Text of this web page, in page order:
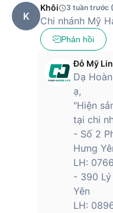
K
Khôi 3 tuần trước
Chi nhánh Mỹ
Phản hồi
Đỗ Mỹ
Dạ
ạ,
"Hiện
tại chi
- Số 2
Hưng
LH:
- 390 Lý
Yên
LH: